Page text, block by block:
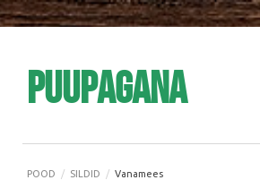
Puupagana
POOD / SILDID / Vanamees